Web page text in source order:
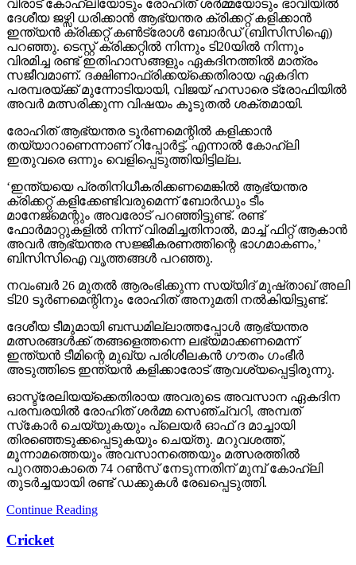
വിരാട് കോഹ്ലിയോടും രോഹിത് ശര്‍മ്മയോടും ഭാവിയില്‍
ദേശീയ ജഴ്സി ധരിക്കാന്‍ ആഭ്യന്തര ക്രിക്കറ്റ് കളിക്കാന്‍
ഇന്ത്യന്‍ ക്രിക്കറ്റ് കണ്‍ട്രോള്‍ ബോര്‍ഡ് (ബിസിസിഐ)
പറഞ്ഞു. ടെസ്റ്റ് ക്രിക്കറ്റില്‍ നിന്നും ടി20യില്‍ നിന്നും
വിരമിച്ച രണ്ട് ഇതിഹാസങ്ങളും ഏകദിനത്തില്‍ മാത്രം
സജീവമാണ്. ദക്ഷിണാഫ്രിക്കയ്ക്കെതിരായ ഏകദിന
പരമ്പരയ്ക്ക് മുന്നോടിയായി, വിജയ് ഹസാരെ ട്രോഫിയില്‍
അവര്‍ മത്സരിക്കുന്ന വിഷയം കൂടുതല്‍ ശക്തമായി.
രോഹിത് ആഭ്യന്തര ടൂര്‍ണമെന്റില്‍ കളിക്കാന്‍
തയ്യാറാണെന്നാണ് റിപ്പോര്‍ട്ട്. എന്നാല്‍ കോഹ്ലി
ഇതുവരെ ഒന്നും വെളിപ്പെടുത്തിയിട്ടില്ല.
‘ഇന്ത്യയെ പ്രതിനിധീകരിക്കണമെങ്കില്‍ ആഭ്യന്തര
ക്രിക്കറ്റ് കളിക്കേണ്ടിവരുമെന്ന് ബോര്‍ഡും ടീം
മാനേജ്മെന്റും അവരോട് പറഞ്ഞിട്ടുണ്ട്. രണ്ട്
ഫോര്‍മാറ്റുകളില്‍ നിന്ന് വിരമിച്ചതിനാല്‍, മാച്ച് ഫിറ്റ് ആകാന്‍
അവര്‍ ആഭ്യന്തര സജ്ജീകരണത്തിന്റെ ഭാഗമാകണം,’
ബിസിസിഐ വൃത്തങ്ങള്‍ പറഞ്ഞു.
നവംബര്‍ 26 മുതല്‍ ആരംഭിക്കുന്ന സയ്യിദ് മുഷ്താഖ് അലി
ടി20 ടൂര്‍ണമെന്റിനും രോഹിത് അനുമതി നല്‍കിയിട്ടുണ്ട്.
ദേശീയ ടീമുമായി ബന്ധമില്ലാത്തപ്പോള്‍ ആഭ്യന്തര
മത്സരങ്ങള്‍ക്ക് തങ്ങളെത്തന്നെ ലഭ്യമാക്കണമെന്ന്
ഇന്ത്യന്‍ ടീമിന്റെ മുഖ്യ പരിശീലകന്‍ ഗൗതം ഗംഭീര്‍
അടുത്തിടെ ഇന്ത്യന്‍ കളിക്കാരോട് ആവശ്യപ്പെട്ടിരുന്നു.
ഓസ്ട്രേലിയയ്ക്കെതിരായ അവരുടെ അവസാന ഏകദിന
പരമ്പരയില്‍ രോഹിത് ശര്‍മ്മ സെഞ്ച്വറി, അമ്പത്
സ്‌കോര്‍ ചെയ്യുകയും പ്ലെയര്‍ ഓഫ് ദ മാച്ചായി
തിരഞ്ഞെടുക്കപ്പെടുകയും ചെയ്തു. മറുവശത്ത്,
മൂന്നാമത്തെയും അവസാനത്തെയും മത്സരത്തില്‍
പുറത്താകാതെ 74 റണ്‍സ് നേടുന്നതിന് മുമ്പ് കോഹ്ലി
തുടര്‍ച്ചയായി രണ്ട് ഡക്കുകള്‍ രേഖപ്പെടുത്തി.
Continue Reading
Cricket